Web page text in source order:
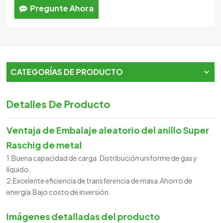
Pregunte Ahora
CATEGORÍAS DE PRODUCTO
Detalles De Producto
Ventaja de Embalaje aleatorio del anillo Super
Raschig de metal
1.Buena capacidad de carga. Distribución uniforme de gas y
líquido.
2.Excelente eficiencia de transferencia de masa.Ahorro de
energía.Bajo costo de inversión.
Imágenes detalladas del producto